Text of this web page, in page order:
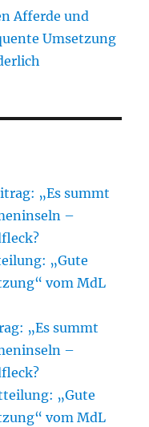
Afferde und
Umsetzung
„Es summt
–
„Gute
vom MdL
„Es summt
–
„Gute
vom MdL